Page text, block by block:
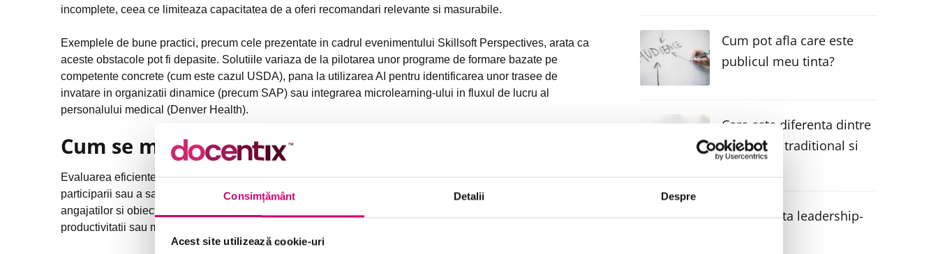
Consimțământ Detalii Despre
Acest site utilizează cookie-uri
incomplete, ceea ce limiteaza capacitatea de a oferi recomandari relevante si masurabile.
Exemplele de bune practici, precum cele prezentate in cadrul evenimentului Skillsoft Perspectives, arata ca
aceste obstacole pot fi depasite. Solutiile variaza de la pilotarea unor programe de formare bazate pe
competente concrete (cum este cazul USDA), pana la utilizarea AI pentru identificarea unor trasee de
invatare in organizatii dinamice (precum SAP) sau integrarea microlearning-ului in fluxul de lucru al
personalului medical (Denver Health).
Cum se masoara succesul invatarii personalizate
Evaluarea eficientei programelor de invatare personalizata trebuie sa depaseasca metrica traditionala a
participarii sau a satisfactiei. Organizatiile performante urmaresc alinierea dintre obiectivele individuale ale
angajatilor si obiectivele organizationale, progresul in competente-cheie si impactul asupra retentiei,
productivitatii sau mobilitatii interne.
Cum pot afla care este
publicul meu tinta?
Care este diferenta dintre
marketing traditional si
Ce ne invata leadership-